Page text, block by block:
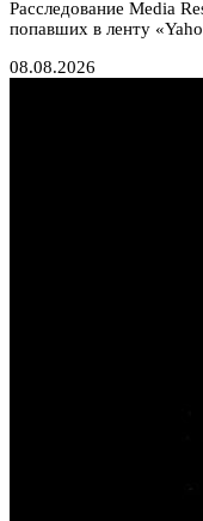
Расследование Media
попавших в ленту
08.08.2026